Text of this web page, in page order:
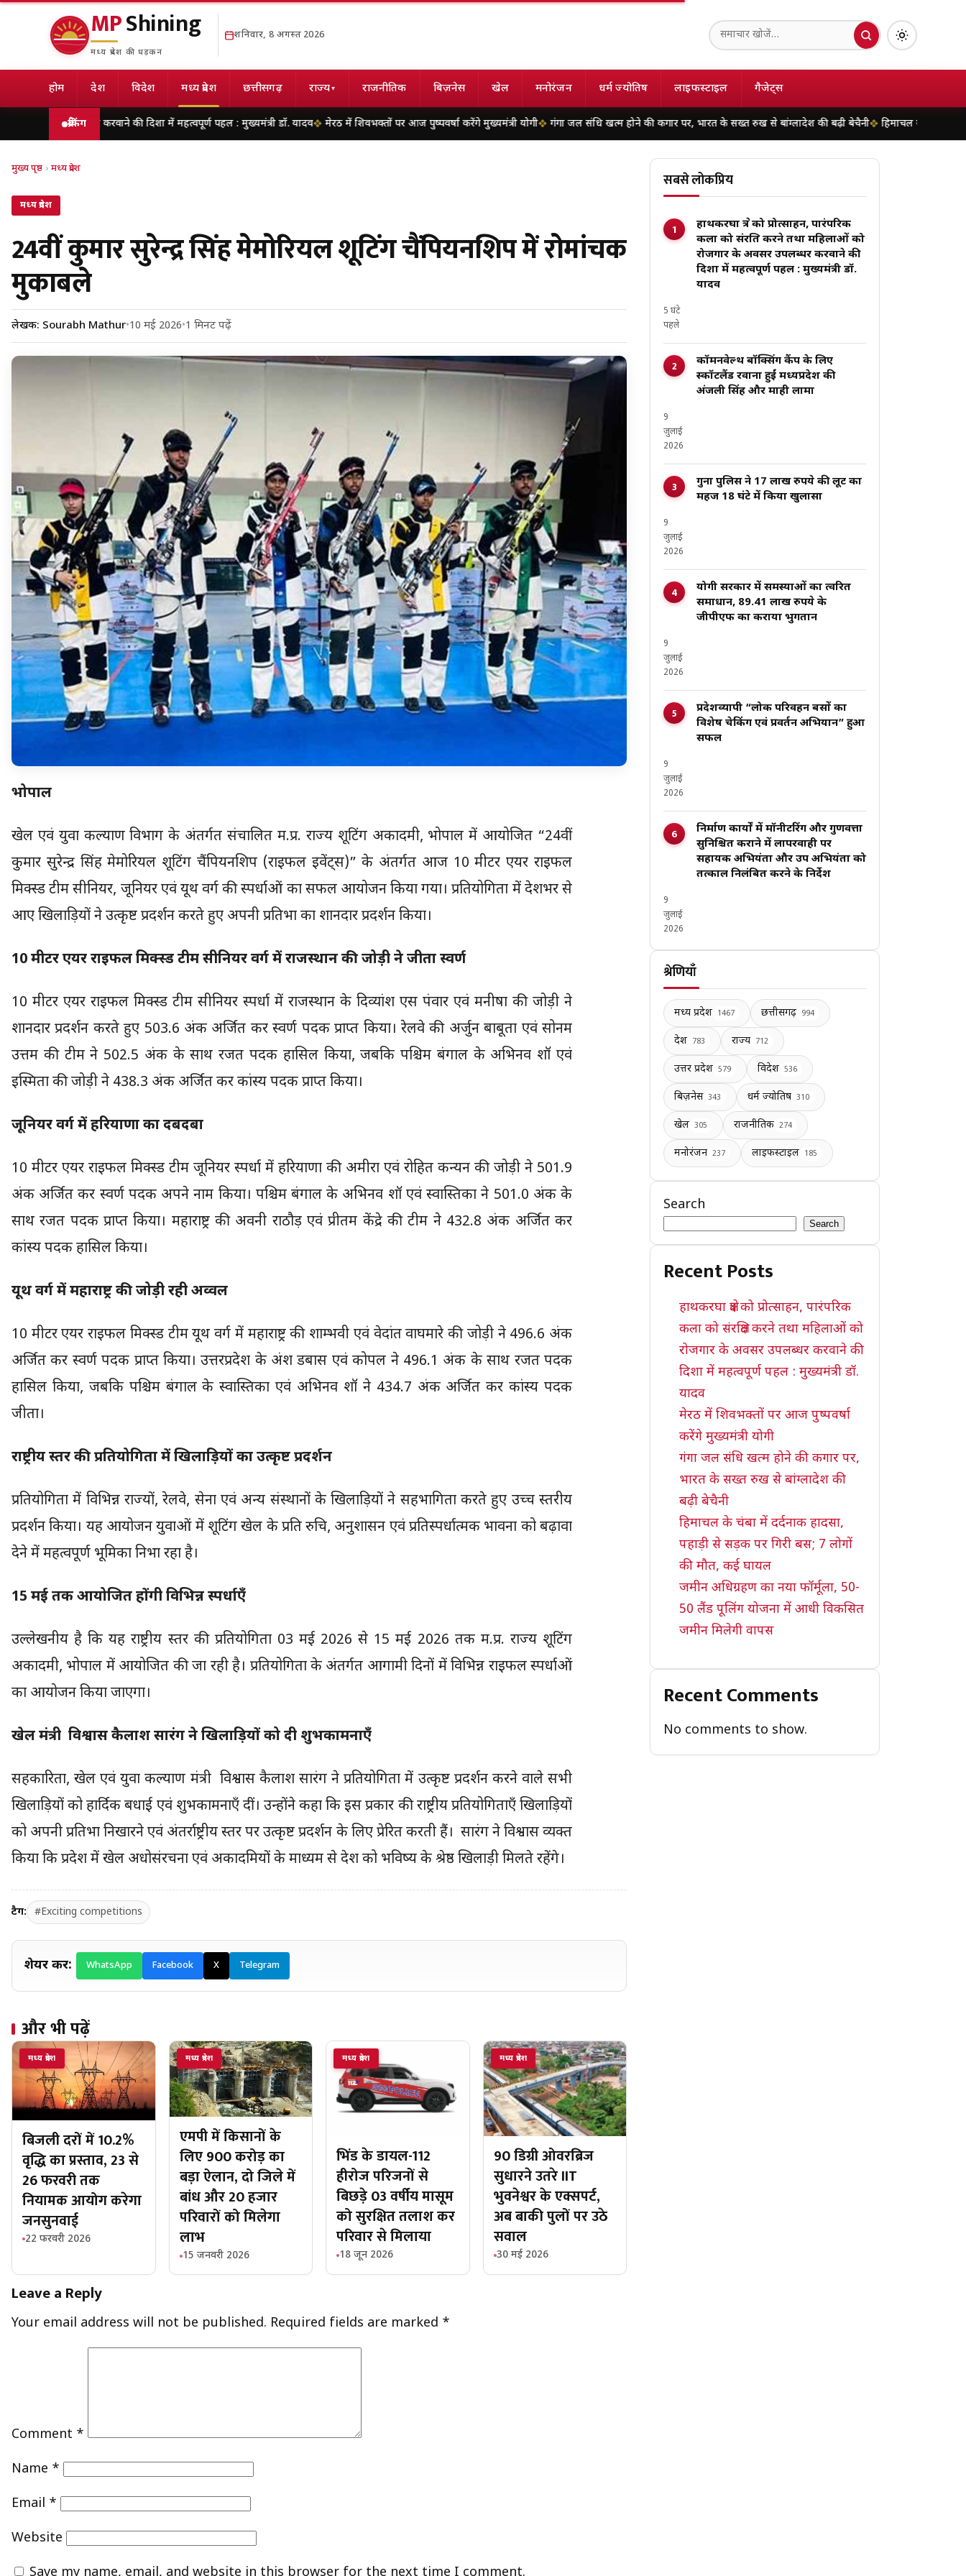
MPShining
मध्य प्रदेश की धड़कन
शनिवार, 8 अगस्त 2026
होम देश विदेश मध्य प्रदेश छत्तीसगढ़ राज्य▾ राजनीतिक बिज़नेस खेल मनोरंजन धर्म ज्योतिष लाइफस्टाइल गैजेट्स
ब्रेकिंग
करवाने की दिशा में महत्वपूर्ण पहल : मुख्यमंत्री डॉ. यादव मेरठ में शिवभक्तों पर आज पुष्पवर्षा करेंगे मुख्यमंत्री योगी गंगा जल संधि खत्म होने की कगार पर, भारत के सख्त रुख से बांग्लादेश की बढ़ी बेचैनी हिमाचल के चंबा में दर्दनाक हादसा,
मुख्य पृष्ठ › मध्य प्रदेश
मध्य प्रदेश
24वीं कुमार सुरेन्द्र सिंह मेमोरियल शूटिंग चैंपियनशिप में रोमांचक
मुकाबले
लेखक: Sourabh Mathur•10 मई 2026•1 मिनट पढ़ें
भोपाल
खेल एवं युवा कल्याण विभाग के अंतर्गत संचालित म.प्र. राज्य शूटिंग अकादमी, भोपाल में आयोजित “24वीं
कुमार सुरेन्द्र सिंह मेमोरियल शूटिंग चैंपियनशिप (राइफल इवेंट्स)” के अंतर्गत आज 10 मीटर एयर राइफल
मिक्स्ड टीम सीनियर, जूनियर एवं यूथ वर्ग की स्पर्धाओं का सफल आयोजन किया गया। प्रतियोगिता में देशभर से
आए खिलाड़ियों ने उत्कृष्ट प्रदर्शन करते हुए अपनी प्रतिभा का शानदार प्रदर्शन किया।
10 मीटर एयर राइफल मिक्स्ड टीम सीनियर वर्ग में राजस्थान की जोड़ी ने जीता स्वर्ण
10 मीटर एयर राइफल मिक्स्ड टीम सीनियर स्पर्धा में राजस्थान के दिव्यांश एस पंवार एवं मनीषा की जोड़ी ने
शानदार प्रदर्शन करते हुए 503.6 अंक अर्जित कर स्वर्ण पदक प्राप्त किया। रेलवे की अर्जुन बाबूता एवं सोनम
उत्तम की टीम ने 502.5 अंक के साथ रजत पदक हासिल किया, जबकि पश्चिम बंगाल के अभिनव शॉ एवं
इस्मिता की जोड़ी ने 438.3 अंक अर्जित कर कांस्य पदक प्राप्त किया।
जूनियर वर्ग में हरियाणा का दबदबा
10 मीटर एयर राइफल मिक्स्ड टीम जूनियर स्पर्धा में हरियाणा की अमीरा एवं रोहित कन्यन की जोड़ी ने 501.9
अंक अर्जित कर स्वर्ण पदक अपने नाम किया। पश्चिम बंगाल के अभिनव शॉ एवं स्वास्तिका ने 501.0 अंक के
साथ रजत पदक प्राप्त किया। महाराष्ट्र की अवनी राठौड़ एवं प्रीतम केंद्रे की टीम ने 432.8 अंक अर्जित कर
कांस्य पदक हासिल किया।
यूथ वर्ग में महाराष्ट्र की जोड़ी रही अव्वल
10 मीटर एयर राइफल मिक्स्ड टीम यूथ वर्ग में महाराष्ट्र की शाम्भवी एवं वेदांत वाघमारे की जोड़ी ने 496.6 अंक
अर्जित कर स्वर्ण पदक प्राप्त किया। उत्तरप्रदेश के अंश डबास एवं कोपल ने 496.1 अंक के साथ रजत पदक
हासिल किया, जबकि पश्चिम बंगाल के स्वास्तिका एवं अभिनव शॉ ने 434.7 अंक अर्जित कर कांस्य पदक
जीता।
राष्ट्रीय स्तर की प्रतियोगिता में खिलाड़ियों का उत्कृष्ट प्रदर्शन
प्रतियोगिता में विभिन्न राज्यों, रेलवे, सेना एवं अन्य संस्थानों के खिलाड़ियों ने सहभागिता करते हुए उच्च स्तरीय
प्रदर्शन किया। यह आयोजन युवाओं में शूटिंग खेल के प्रति रुचि, अनुशासन एवं प्रतिस्पर्धात्मक भावना को बढ़ावा
देने में महत्वपूर्ण भूमिका निभा रहा है।
15 मई तक आयोजित होंगी विभिन्न स्पर्धाएँ
उल्लेखनीय है कि यह राष्ट्रीय स्तर की प्रतियोगिता 03 मई 2026 से 15 मई 2026 तक म.प्र. राज्य शूटिंग
अकादमी, भोपाल में आयोजित की जा रही है। प्रतियोगिता के अंतर्गत आगामी दिनों में विभिन्न राइफल स्पर्धाओं
का आयोजन किया जाएगा।
खेल मंत्री विश्वास कैलाश सारंग ने खिलाड़ियों को दी शुभकामनाएँ
सहकारिता, खेल एवं युवा कल्याण मंत्री विश्वास कैलाश सारंग ने प्रतियोगिता में उत्कृष्ट प्रदर्शन करने वाले सभी
खिलाड़ियों को हार्दिक बधाई एवं शुभकामनाएँ दीं। उन्होंने कहा कि इस प्रकार की राष्ट्रीय प्रतियोगिताएँ खिलाड़ियों
को अपनी प्रतिभा निखारने एवं अंतर्राष्ट्रीय स्तर पर उत्कृष्ट प्रदर्शन के लिए प्रेरित करती हैं। सारंग ने विश्वास व्यक्त
किया कि प्रदेश में खेल अधोसंरचना एवं अकादमियों के माध्यम से देश को भविष्य के श्रेष्ठ खिलाड़ी मिलते रहेंगे।
टैग: #Exciting competitions
शेयर करें: WhatsApp Facebook X Telegram
और भी पढ़ें
मध्य प्रदेश
बिजली दरों में 10.2%
वृद्धि का प्रस्ताव, 23 से
26 फरवरी तक
नियामक आयोग करेगा
जनसुनवाई
22 फरवरी 2026
मध्य प्रदेश
एमपी में किसानों के
लिए 900 करोड़ का
बड़ा ऐलान, दो जिले में
बांध और 20 हजार
परिवारों को मिलेगा
लाभ
15 जनवरी 2026
मध्य प्रदेश
भिंड के डायल-112
हीरोज परिजनों से
बिछड़े 03 वर्षीय मासूम
को सुरक्षित तलाश कर
परिवार से मिलाया
18 जून 2026
मध्य प्रदेश
90 डिग्री ओवरब्रिज
सुधारने उतरे IIT
भुवनेश्वर के एक्सपर्ट,
अब बाकी पुलों पर उठे
सवाल
30 मई 2026
Leave a Reply
Your email address will not be published. Required fields are marked *
Comment *
Name *
Email *
Website
Save my name, email, and website in this browser for the next time I comment.
सबसे लोकप्रिय
हाथकरघा क्षेत्र को प्रोत्साहन, पारंपरिक
कला को संरक्षित करने तथा महिलाओं को
रोजगार के अवसर उपलब्धर करवाने की
दिशा में महत्वपूर्ण पहल : मुख्यमंत्री डॉ.
यादव
5 घंटे
पहले
कॉमनवेल्थ बॉक्सिंग कैंप के लिए
स्कॉटलैंड रवाना हुईं मध्यप्रदेश की
अंजली सिंह और माही लामा
9
जुलाई
2026
गुना पुलिस ने 17 लाख रुपये की लूट का
महज 18 घंटे में किया खुलासा
9
जुलाई
2026
योगी सरकार में समस्याओं का त्वरित
समाधान, 89.41 लाख रुपये के
जीपीएफ का कराया भुगतान
9
जुलाई
2026
प्रदेशव्यापी “लोक परिवहन बसों का
विशेष चेकिंग एवं प्रवर्तन अभियान” हुआ
सफल
9
जुलाई
2026
निर्माण कार्यों में मॉनीटरिंग और गुणवत्ता
सुनिश्चित कराने में लापरवाही पर
सहायक अभियंता और उप अभियंता को
तत्काल निलंबित करने के निर्देश
9
जुलाई
2026
श्रेणियाँ
मध्य प्रदेश 1467 छत्तीसगढ़ 994
देश 783 राज्य 712
उत्तर प्रदेश 579 विदेश 536
बिज़नेस 343 धर्म ज्योतिष 310
खेल 305 राजनीतिक 274
मनोरंजन 237 लाइफस्टाइल 185
Search
Search
Recent Posts
हाथकरघा क्षेत्र को प्रोत्साहन, पारंपरिक
कला को संरक्षित करने तथा महिलाओं को
रोजगार के अवसर उपलब्धर करवाने की
दिशा में महत्वपूर्ण पहल : मुख्यमंत्री डॉ.
यादव
मेरठ में शिवभक्तों पर आज पुष्पवर्षा
करेंगे मुख्यमंत्री योगी
गंगा जल संधि खत्म होने की कगार पर,
भारत के सख्त रुख से बांग्लादेश की
बढ़ी बेचैनी
हिमाचल के चंबा में दर्दनाक हादसा,
पहाड़ी से सड़क पर गिरी बस; 7 लोगों
की मौत, कई घायल
जमीन अधिग्रहण का नया फॉर्मूला, 50-
50 लैंड पूलिंग योजना में आधी विकसित
जमीन मिलेगी वापस
Recent Comments
No comments to show.